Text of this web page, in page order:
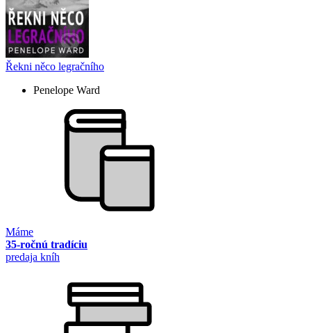
Řekni něco legračního
Penelope Ward
Máme
35-ročnú tradíciu
predaja kníh